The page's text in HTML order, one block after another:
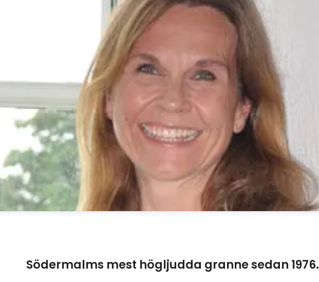
Södermalms mest högljudda granne sedan 1976.